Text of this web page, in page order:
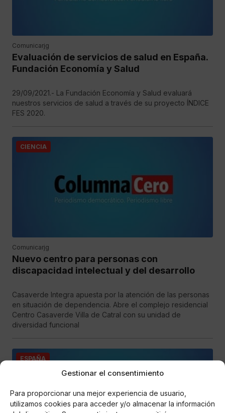
Gestionar el consentimiento
Para proporcionar una mejor experiencia de usuario,
utilizamos cookies para acceder y/o almacenar la información
Comunicarjg
Evaluación de servicios de salud en España.
Fundación Economía y Salud
29/09/2021.- La Fundación Economía y Salud evaluará
nuestros servicios de salud a través de su proyecto ÍNDICE
FES 2020.
CIENCIA
Comunicarjg
Nuevo centro para personas con
discapacidad intelectual y del desarrollo
Casaverde Integra apuesta por la atención de las personas
en situación de dependencia. Abre el complejo residencial
Centro Casaverde Villa de Catral con su unidad de
diversidad funcional
ESPAÑA